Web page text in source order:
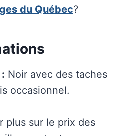
du Québec?
Noir avec des taches
occasionnel.
plus sur le prix des